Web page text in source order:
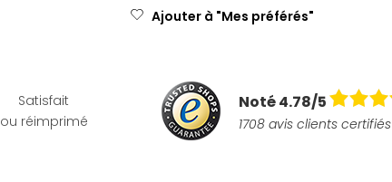
Ajouter à "Mes préférés"
Satisfait
ou réimprimé
Noté 4.78/5
1708 avis clients certifiés